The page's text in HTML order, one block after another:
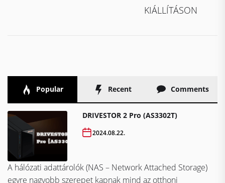
KIÁLLÍTÁSON
Popular Recent Comments
DRIVESTOR 2 Pro (AS3302T)
2024.08.22.
A hálózati adattárolók (NAS – Network Attached Storage)
egyre nagyobb szerepet kapnak mind az otthoni